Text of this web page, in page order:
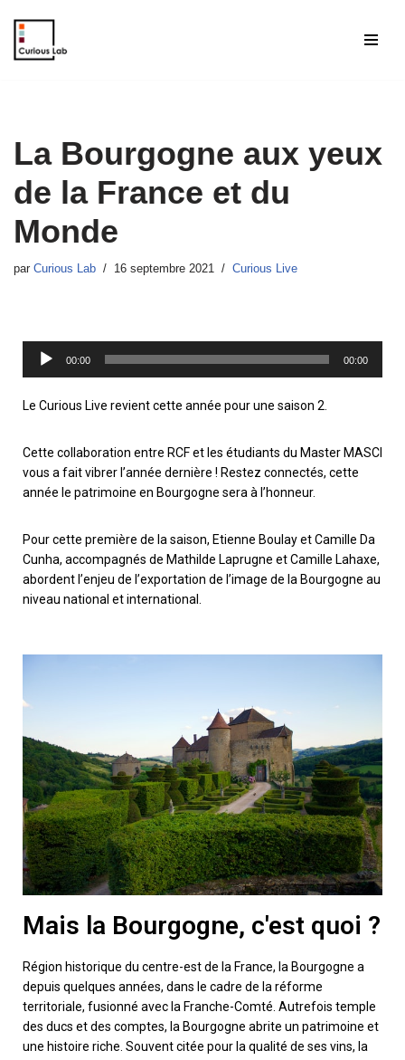
Aller
La Bourgogne aux yeux
de la France et du
Monde
par Curious Lab 16 septembre 2021 Curious Live
t
u
r
a
00:00 00:00
Le Curious Live revient cette année pour une saison 2.
Cette collaboration entre RCF et les étudiants du Master MASCI
vous a fait vibrer l’année dernière ! Restez connectés, cette
année le patrimoine en Bourgogne sera à l’honneur.
Pour cette première de la saison, Etienne Boulay et Camille Da
Cunha, accompagnés de Mathilde Laprugne et Camille Lahaxe,
abordent l’enjeu de l’exportation de l’image de la Bourgogne au
niveau national et international.
Mais la Bourgogne, c'est quoi ?
Région historique du centre-est de la France, la Bourgogne a
depuis quelques années, dans le cadre de la réforme
territoriale, fusionné avec la Franche-Comté. Autrefois temple
des ducs et des comptes, la Bourgogne abrite un patrimoine et
une histoire riche. Souvent citée pour la qualité de ses vins, la